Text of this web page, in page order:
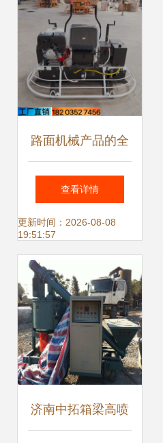
路面机械产品的全
面产品信息与选购
指南
查看详情
更新时间：2026-08-08
19:51:57
济南中拓箱梁高喷